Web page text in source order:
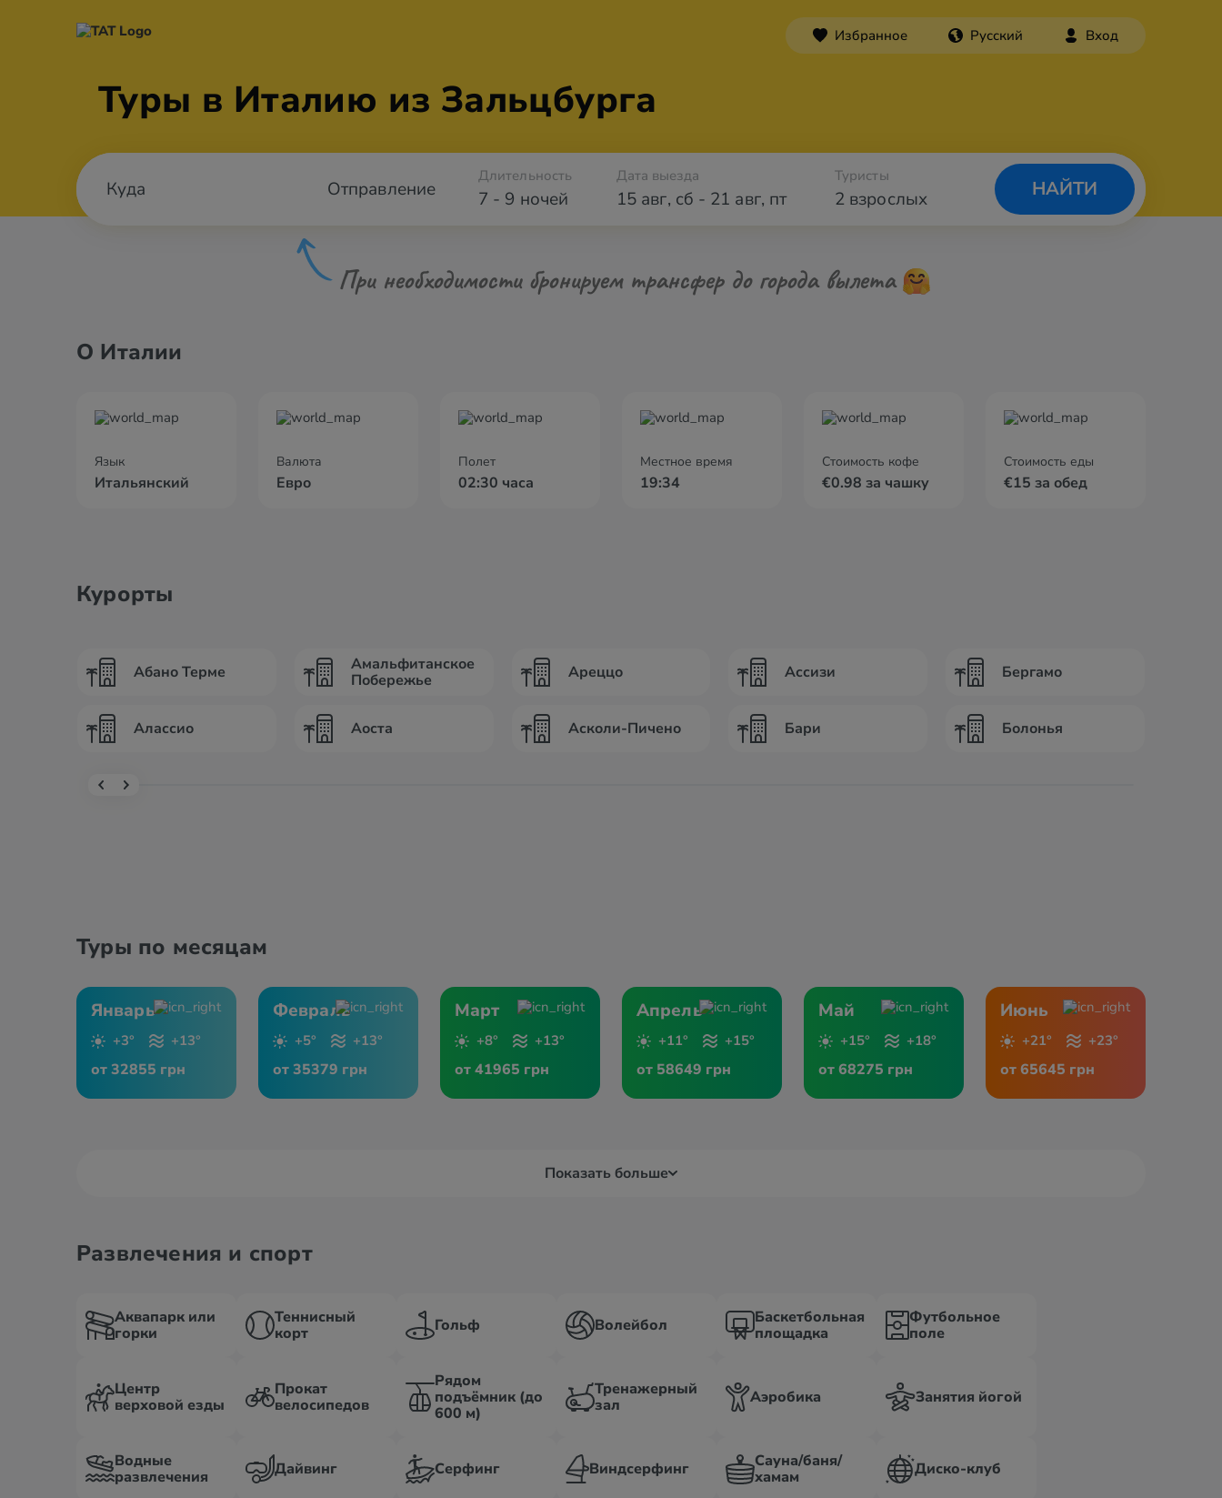
Избранное Русский Вход
Туры в Италию из Зальцбурга
Отправление 7 - 9 ночей
Длительность Дата выезда
15 авг, сб - 21 авг, пт 2 взрослых
Туристы
НАЙТИ
При необходимости бронируем трансфер до города вылета
О Италии
Язык
Итальянский
Валюта
Евро
Полет
02:30 часа
Местное время
19:34
Стоимость кофе
€0.98 за чашку
Стоимость еды
€15 за обед
Курорты
Абано Терме
Алассио
Амальфитанское
Побережье
Аоста
Ареццо
Асколи-Пичено
Ассизи
Бари
Бергамо
Болонья
Туры по месяцам
Январь
+3° +13°
от 32855 грн
Февраль
+5° +13°
от 35379 грн
Март
+8° +13°
от 41965 грн
Апрель
+11° +15°
от 58649 грн
Май
+15° +18°
от 68275 грн
Июнь
+21° +23°
от 65645 грн
Показать больше
Развлечения и спорт
Аквапарк или
горки
Теннисный
корт
Гольф Волейбол
Баскетбольная
площадка
Футбольное
поле
Центр
верховой езды
Прокат
велосипедов
Рядом
подъёмник (до
600 м)
Тренажерный
зал
Аэробика Занятия йогой
Водные
развлечения
Дайвинг Серфинг Виндсерфинг
Сауна/баня/
хамам
Диско-клуб